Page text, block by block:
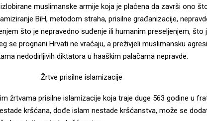
muslimanske armije koja je plaćena da završi ono
BiH, metodom straha, prisilne građanizacije,
što je nepravedno suđenje ili humanim preseljenjem, što
se prognani Hrvati ne vraćaju, a preživjeli muslimansku
nedodirljivih diktatora u haaškim palačama nepravde.
Žrtve prisilne islamizacije
žrtvama prisilne islamizacije koja traje duge 563 godine u
kršćana, dođe islam nestade kršćanstva, može se